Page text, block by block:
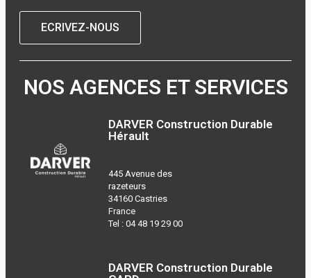
ECRIVEZ-NOUS
NOS AGENCES ET SERVICES
DARVER Construction Durable
Hérault
445 Avenue des
razeteurs
34160 Castries
France
Tel :04 48 19 29 00
DARVER Construction Durable